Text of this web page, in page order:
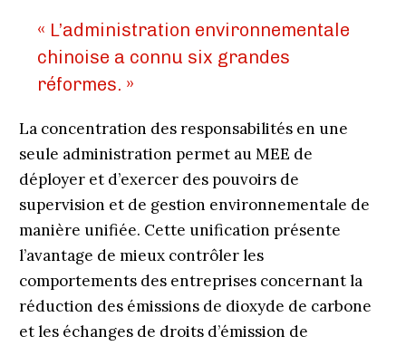
« L’administration environnementale
chinoise a connu six grandes
réformes. »
La concentration des responsabilités en une
seule administration permet au MEE de
déployer et d’exercer des pouvoirs de
supervision et de gestion environnementale de
manière unifiée. Cette unification présente
l’avantage de mieux contrôler les
comportements des entreprises concernant la
réduction des émissions de dioxyde de carbone
et les échanges de droits d’émission de